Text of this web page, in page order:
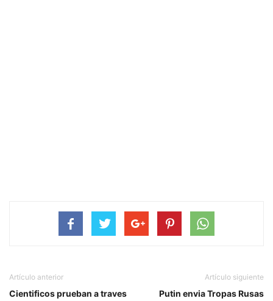
Artículo anterior
Cientificos prueban a traves
Artículo siguiente
Putin envia Tropas Rusas